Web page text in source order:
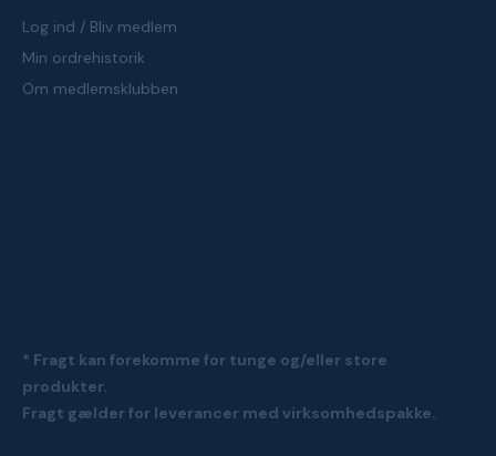
Log ind / Bliv medlem
Min ordrehistorik
Om medlemsklubben
* Fragt kan forekomme for tunge og/eller store
produkter.
Fragt gælder for leverancer med virksomhedspakke.